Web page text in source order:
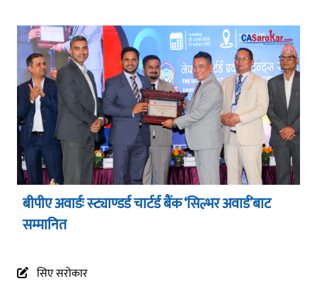
बीपीए अवार्डः स्ट्याण्डर्ड चार्टर्ड बैंक ‘सिल्भर अवार्ड’बाट
सम्मानित
सिए सरोकार